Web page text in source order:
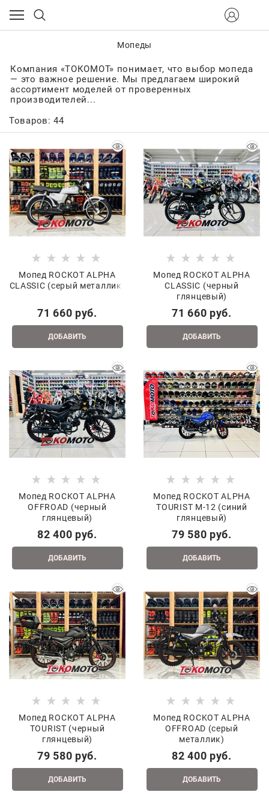
Мопеды
Компания «ТОКОМОТ» понимает, что выбор мопеда
— это важное решение. Мы предлагаем широкий
ассортимент моделей от проверенных
производителей...
Товаров: 44
Мопед ROCKOT ALPHA
CLASSIC (серый металлик)
71 660 руб.
ДОБАВИТЬ
Мопед ROCKOT ALPHA
CLASSIC (черный
глянцевый)
71 660 руб.
ДОБАВИТЬ
Мопед ROCKOT ALPHA
OFFROAD (черный
глянцевый)
82 400 руб.
ДОБАВИТЬ
Мопед ROCKOT ALPHA
TOURIST M-12 (синий
глянцевый)
79 580 руб.
ДОБАВИТЬ
Мопед ROCKOT ALPHA
TOURIST (черный
глянцевый)
79 580 руб.
ДОБАВИТЬ
Мопед ROCKOT ALPHA
OFFROAD (серый
металлик)
82 400 руб.
ДОБАВИТЬ